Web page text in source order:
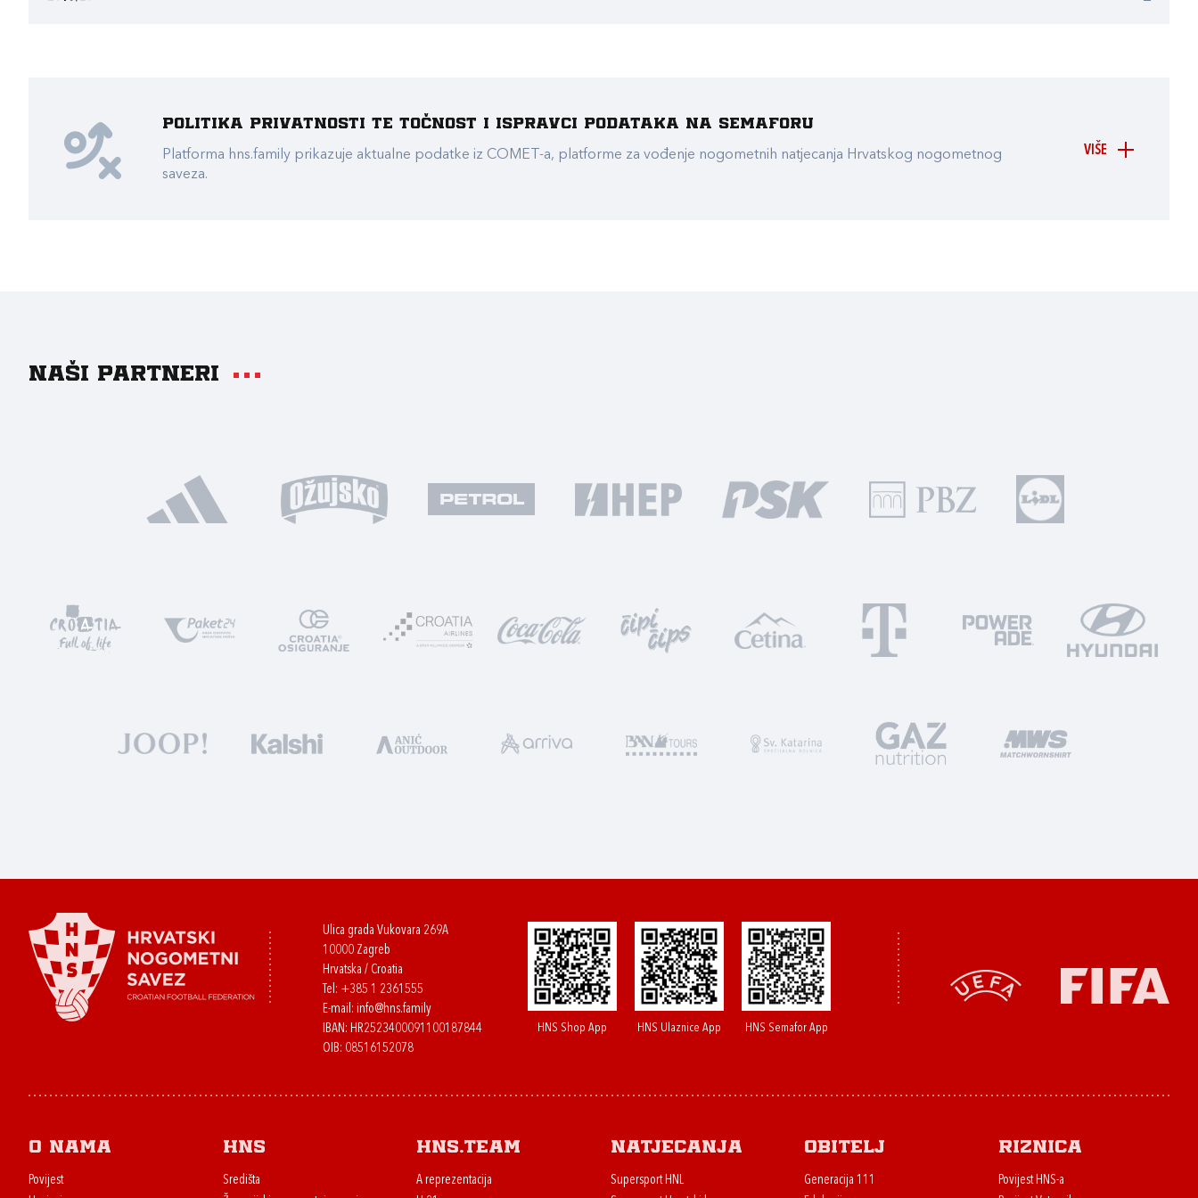
VIŠE
Politika privatnosti te točnost i ispravci podataka na Semaforu
Platforma hns.family prikazuje aktualne podatke iz COMET-a, platforme za vođenje nogometnih natjecanja Hrvatskog nogometnog
saveza.
Naši partneri
Ulica grada Vukovara 269A
10000 Zagreb
Hrvatska / Croatia
Tel: +385 1 2361555
E-mail: info@hns.family
IBAN: HR2523400091100187844
OIB: 08516152078
HNS Shop App HNS Ulaznice App HNS Semafor App
O nama
Povijest
HNS
Središta
HNS.team
A reprezentacija
Natjecanja
Supersport HNL
Obitelj
Generacija 111
Riznica
Povijest HNS-a